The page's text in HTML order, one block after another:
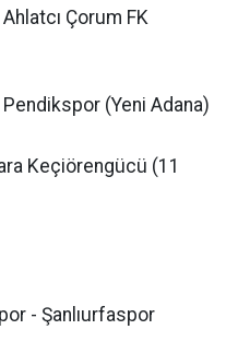
Çorum FK
(Yeni Adana)
Keçiörengücü (11
- Şanlıurfaspor